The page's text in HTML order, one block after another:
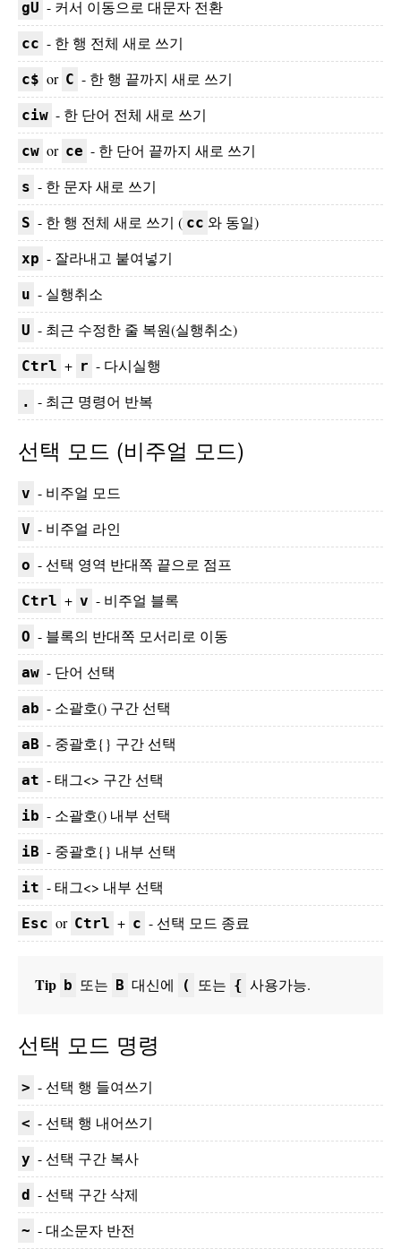
gU - 커서 이동으로 대문자 전환
cc - 한 행 전체 새로 쓰기
c$ or C - 한 행 끝까지 새로 쓰기
ciw - 한 단어 전체 새로 쓰기
cw or ce - 한 단어 끝까지 새로 쓰기
s - 한 문자 새로 쓰기
S - 한 행 전체 새로 쓰기 ( cc 와 동일)
xp - 잘라내고 붙여넣기
u - 실행취소
U - 최근 수정한 줄 복원(실행취소)
Ctrl + r - 다시실행
. - 최근 명령어 반복
선택 모드 (비주얼 모드)
v - 비주얼 모드
V - 비주얼 라인
o - 선택 영역 반대쪽 끝으로 점프
Ctrl + v - 비주얼 블록
O - 블록의 반대쪽 모서리로 이동
aw - 단어 선택
ab - 소괄호() 구간 선택
aB - 중괄호{} 구간 선택
at - 태그<> 구간 선택
ib - 소괄호() 내부 선택
iB - 중괄호{} 내부 선택
it - 태그<> 내부 선택
Esc or Ctrl + c - 선택 모드 종료
Tip b 또는 B 대신에 ( 또는 { 사용가능.
선택 모드 명령
> - 선택 행 들여쓰기
< - 선택 행 내어쓰기
y - 선택 구간 복사
d - 선택 구간 삭제
~ - 대소문자 반전